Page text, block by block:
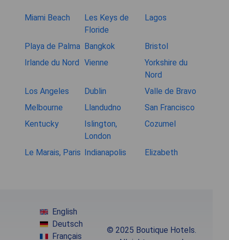
Miami Beach
Les Keys de
Floride
Lagos
Playa de Palma Bangkok
Bristol
Irlande du Nord Vienne
Yorkshire du
Nord
Los Angeles
Dublin
Valle de Bravo
Melbourne
Llandudno
San Francisco
Kentucky
Islington,
London
Cozumel
Le Marais, Paris Indianapolis Elizabeth
English
Deutsch
Français
© 2025 Boutique Hotels.